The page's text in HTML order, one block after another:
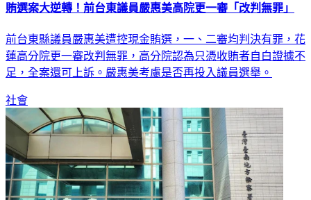
賄選案大逆轉！前台東議員嚴惠美高院更一審「改判無罪」
前台東縣議員嚴惠美遭控現金賄選，一、二審均判決有罪，花
蓮高分院更一審改判無罪，高分院認為只憑收賄者自白證據不
足，全案還可上訴。嚴惠美考慮是否再投入議員選舉。
社會